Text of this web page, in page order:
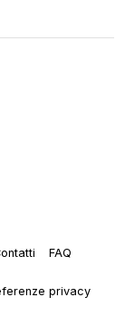
FAQ
privacy